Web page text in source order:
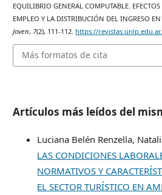
EQUILIBRIO GENERAL COMPUTABLE. EFECTOS
EMPLEO Y LA DISTRIBUCIÓN DEL INGRESO EN
Joven, 7(2), 111-112. https://
Más formatos de cita
Artículos más leídos del
Luciana Belén Renzella,
LAS CONDICIONES
NORMATIVOS Y
EL SECTOR TURÍSTICO EN